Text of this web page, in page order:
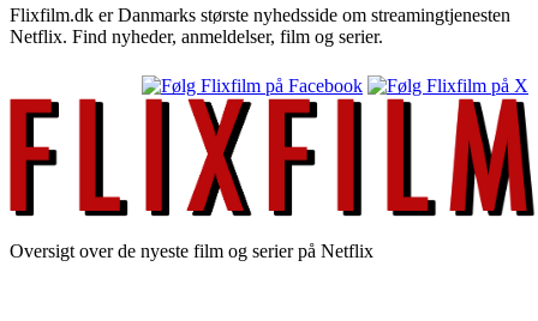
Flixfilm.dk er Danmarks største nyhedsside om streamingtjenesten
Netflix. Find nyheder, anmeldelser, film og serier.
Oversigt over de nyeste film og serier på Netflix